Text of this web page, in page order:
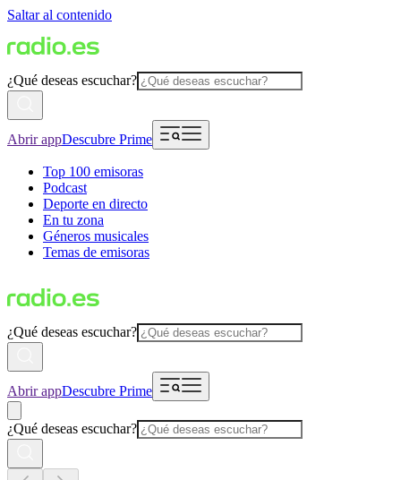
Saltar al contenido
¿Qué deseas escuchar?
Abrir appDescubre Prime
Top 100 emisoras
Podcast
Deporte en directo
En tu zona
Géneros musicales
Temas de emisoras
¿Qué deseas escuchar?
Abrir appDescubre Prime
¿Qué deseas escuchar?